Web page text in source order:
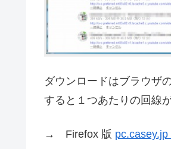
ダウンロードはブラウザ
すると１つあたりの回線
→ Firefox 版